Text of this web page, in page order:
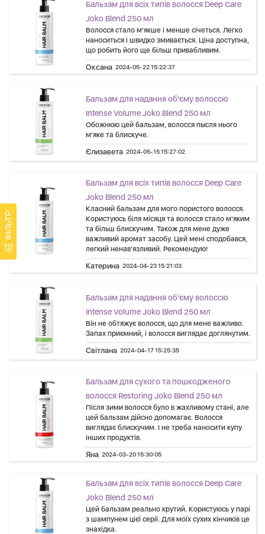
ФІЛЬТР
Бальзам для всіх типів волосся Deep Care
Joko Blend 250 мл
Волосся стало м'якше і менше січеться. Легко
наноситься і швидко змивається. Ціна доступна,
що робить його ще більш привабливим.
Оксана 2024-05-22 15:22:37
Бальзам для надання об'єму волоссю
Intense Volume Joko Blend 250 мл
Обожнюю цей бальзам, волосся пысля нього
м'яке та блискуче.
Єлизавета 2024-05-15 15:27:02
Бальзам для всіх типів волосся Deep Care
Joko Blend 250 мл
Класний бальзам для мого пористого волосся.
Користуюсь біля місяця та волосся стало м'яким
та більш блискучим. Також для мене дуже
важливий аромат засобу. Цей мені сподобався,
легкий ненав'язливий. Рекомендую!
Катерина 2024-04-23 15:21:03
Бальзам для надання об'єму волоссю
Intense Volume Joko Blend 250 мл
Він не обтяжує волосся, що для мене важливо.
Запах приємний, і волосся виглядає доглянутим.
Світлана 2024-04-17 15:25:35
Бальзам для сухого та пошкодженого
волосся Restoring Joko Blend 250 мл
Після зими волосся було в жахливому стані, але
цей бальзам дійсно допомагає. Волосся
виглядає блискучим. І не треба наносити купу
інших продуктів.
Яна 2024-03-20 15:30:05
Бальзам для всіх типів волосся Deep Care
Joko Blend 250 мл
Цей бальзам реально крутий. Користуюсь у парі
з шампунем цієї серії. Для моїх сухих кінчиків це
знахідка.